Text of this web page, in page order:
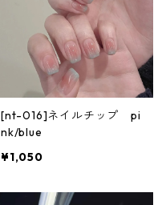
[nt-016]ネイルチップ pi
nk/blue
¥1,050